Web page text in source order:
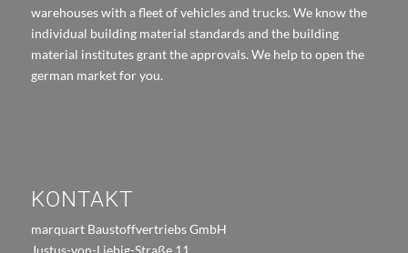
warehouses with a fleet of vehicles and trucks. We know the
individual building material standards and the building
material institutes grant the approvals. We help to open the
german market for you.
KONTAKT
marquart Baustoffvertriebs GmbH